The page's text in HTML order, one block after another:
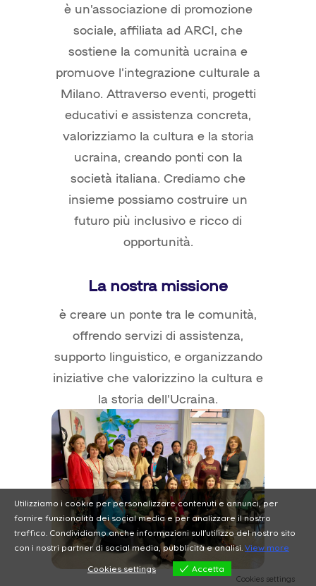
è un’associazione di promozione
sociale, affiliata ad ARCI, che
sostiene la comunità ucraina e
promuove l’integrazione culturale a
Milano. Attraverso eventi, progetti
educativi e assistenza concreta,
valorizziamo la cultura e la storia
ucraina, creando ponti con la
società italiana. Crediamo che
insieme possiamo costruire un
futuro più inclusivo e ricco di
opportunità.
La nostra missione
è creare un ponte tra le comunità,
offrendo servizi di assistenza,
supporto linguistico, e organizzando
iniziative che valorizzino la cultura e
la storia dell’Ucraina.
Utilizziamo i cookie per personalizzare contenuti e annunci, per
fornire funzionalità dei social media e per analizzare il nostro
traffico. Condividiamo anche informazioni sull'utilizzo del nostro sito
con i nostri partner di social media, pubblicità e analisi. View more
Cookies settings
Accetta
Cookies settings